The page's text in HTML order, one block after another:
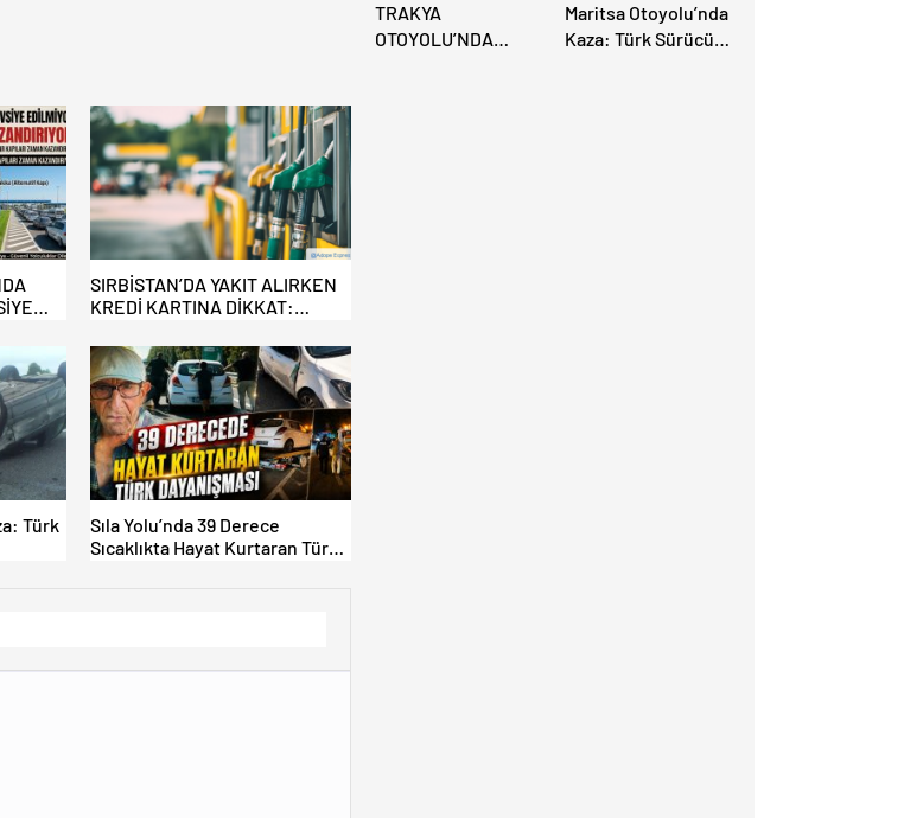
SIRBİSTAN’DA YAKIT ALIRKEN
KREDİ KARTINA DİKKAT:
Türk
Sıla Yolu’nda 39 Derece
Sıcaklıkta Hayat Kurtaran Türk
TRAKYA
OTOYOLU’NDA
Maritsa Otoyolu’nda
Kaza: Türk Sürücü